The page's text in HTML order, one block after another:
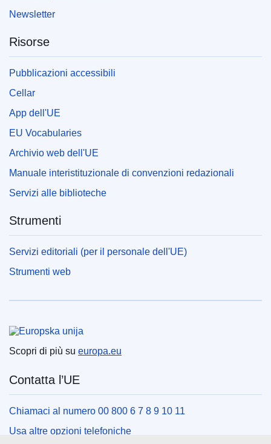
Newsletter
Risorse
Pubblicazioni accessibili
Cellar
App dell'UE
EU Vocabularies
Archivio web dell'UE
Manuale interistituzionale di convenzioni redazionali
Servizi alle biblioteche
Strumenti
Servizi editoriali (per il personale dell'UE)
Strumenti web
Scopri di più su europa.eu
Contatta l’UE
Chiamaci al numero 00 800 6 7 8 9 10 11
Usa altre opzioni telefoniche